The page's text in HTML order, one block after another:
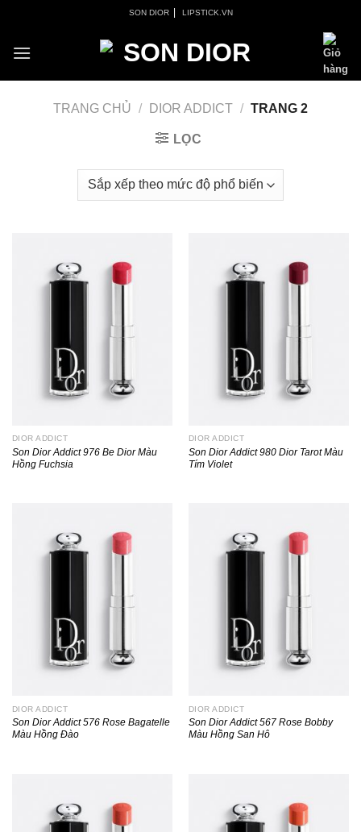
content
SON DIOR | LIPSTICK.VN
TRANG CHỦ / DIOR ADDICT / TRANG 2
LỌC
DIOR ADDICT
Son Dior Addict 976 Be Dior Màu
Hồng Fuchsia
DIOR ADDICT
Son Dior Addict 980 Dior Tarot Màu
Tím Violet
DIOR ADDICT
Son Dior Addict 576 Rose Bagatelle
Màu Hồng Đào
DIOR ADDICT
Son Dior Addict 567 Rose Bobby
Màu Hồng San Hô